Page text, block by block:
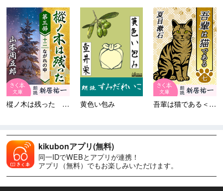
樅ノ木は残った 第三部 ＜十... 黄色い包み 吾輩は猫である＜七＞
kikubonアプリ(無料)
同一IDでWEBとアプリが連携！
アプリ（無料）でもお楽しみいただけます。